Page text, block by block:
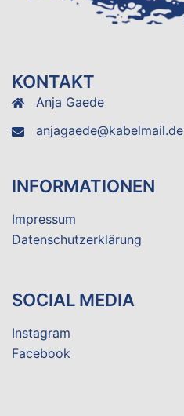
KONTAKT
Anja Gaede
anjagaede@kabelmail.de
INFORMATIONEN
Impressum
Datenschutzerklärung
SOCIAL MEDIA
Instagram
Facebook